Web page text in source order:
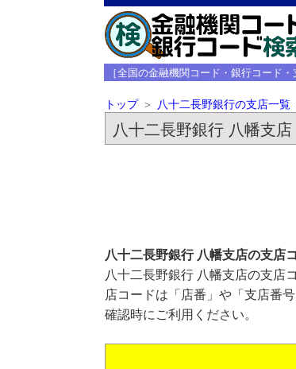
［全国の金融機関コード・銀行コード
トップ 八十二長野銀行の支店一覧
八十二長野銀行 八幡支店
八十二長野銀行 八幡支店の支店
八十二長野銀行 八幡支店の支店
店コードは「店番」や「支店番
確認時にご利用ください。